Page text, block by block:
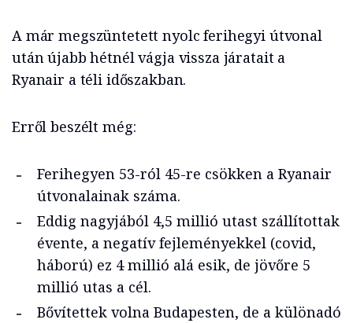
A már megszüntetett nyolc ferihegyi útvonal
után újabb hétnél vágja vissza járatait a
Ryanair a téli időszakban.
Erről beszélt még:
Ferihegyen 53-ról 45-re csökken a Ryanair
útvonalainak száma.
Eddig nagyjából 4,5 millió utast szállítottak
évente, a negatív fejleményekkel (covid,
háború) ez 4 millió alá esik, de jövőre 5
millió utas a cél.
Bővítettek volna Budapesten, de a különadó